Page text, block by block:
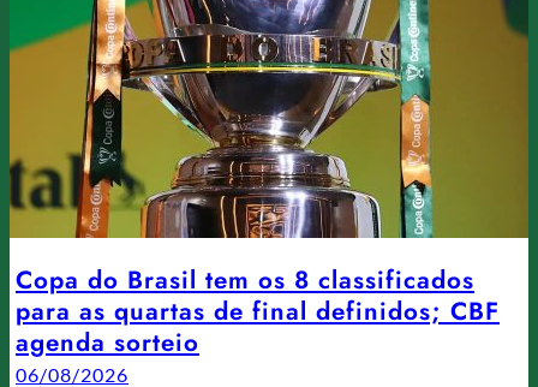
Copa do Brasil tem os 8 classificados
para as quartas de final definidos; CBF
agenda sorteio
06/08/2026